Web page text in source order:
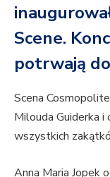
Scene.
potrwają
Scena
Milouda Guiderka
wszystkich
Anna Maria Jopek